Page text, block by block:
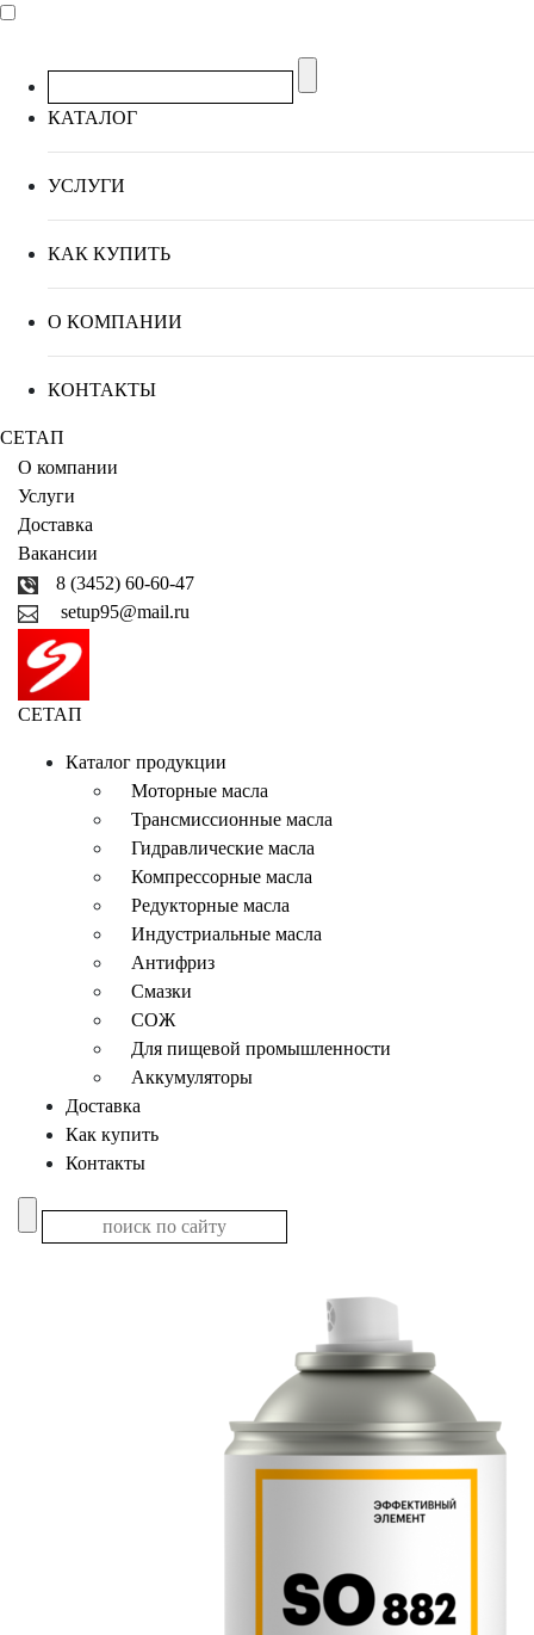
КАТАЛОГ
УСЛУГИ
КАК КУПИТЬ
О КОМПАНИИ
КОНТАКТЫ
СЕТАП
О компании
Услуги
Доставка
Вакансии
8 (3452) 60-60-47
setup95@mail.ru
СЕТАП
Каталог продукции
Моторные масла
Трансмиссионные масла
Гидравлические масла
Компрессорные масла
Редукторные масла
Индустриальные масла
Антифриз
Смазки
СОЖ
Для пищевой промышленности
Аккумуляторы
Доставка
Как купить
Контакты